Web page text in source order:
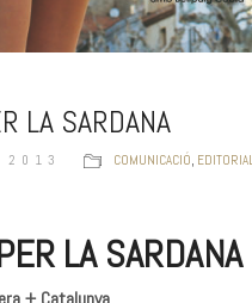
LA SARDANA
2013 COMUNICACIÓ EDITORIAL
LA SARDANA